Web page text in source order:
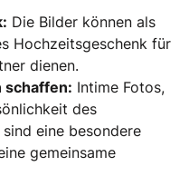
Die Bilder können als
Hochzeitsgeschenk für
dienen.
schaffen: Intime Fotos,
des
eine besondere
gemeinsame